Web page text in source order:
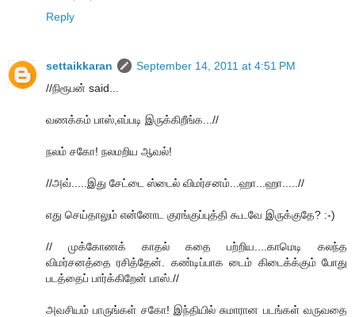
Reply
settaikkaran
September 14, 2011 at 4:51 PM
//நிரூபன் said...
வணக்கம் பாஸ்,எப்படி இருக்கிறீங்க...//
நலம் சகோ! நலமறிய ஆவல்!
//அவ்.....இது சேட்டை ஸ்டைல் விமர்சனம்...ஹா...ஹா.....//
எது செய்தாலும் என்னோட குரங்குப்புத்தி கூடவே இருக்குதே? :-)
// முக்கோணக் காதல் கதை பற்றிய....காமெடி கலந்த
விமர்சனத்தை ரசித்தேன். கண்டிப்பாக டைம் கிடைக்க்கும் போது
படத்தைப் பார்க்கிறேன் பாஸ்.//
அவசியம் பாருங்கள் சகோ! இந்தியில் சுமாரான படங்கள் வருவதை